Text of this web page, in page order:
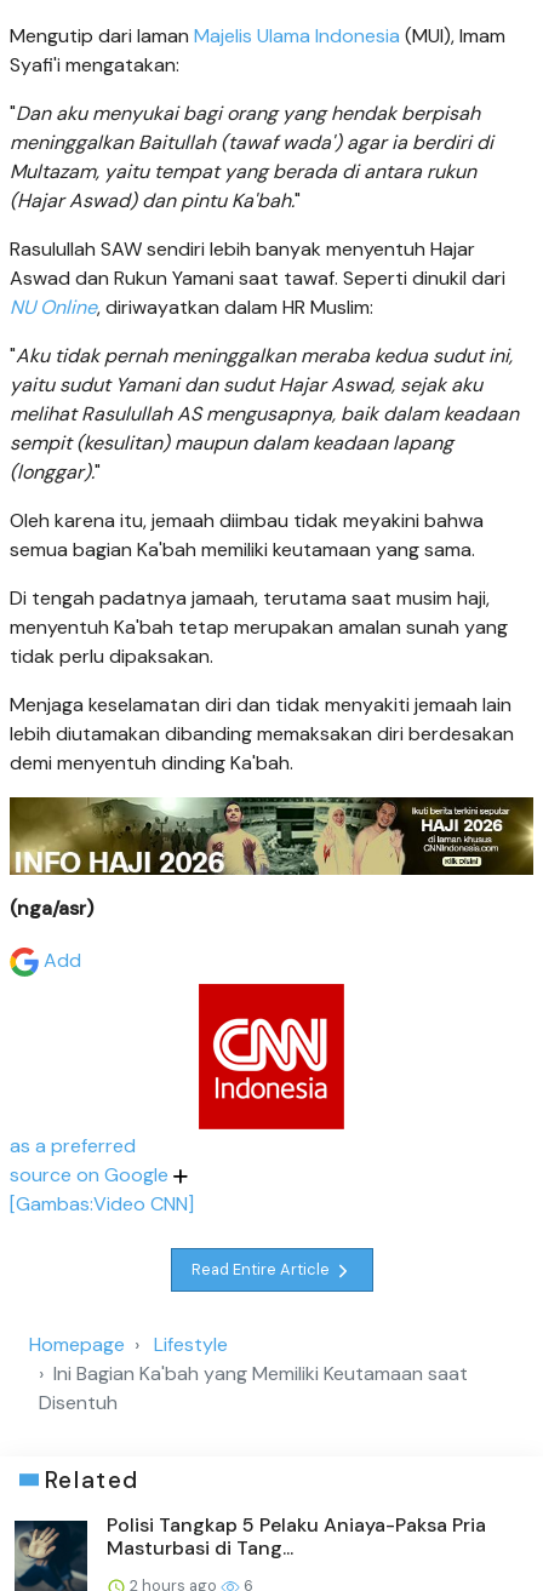
Mengutip dari laman Majelis Ulama Indonesia (MUI), Imam
Syafi'i mengatakan:
"Dan aku menyukai bagi orang yang hendak berpisah
meninggalkan Baitullah (tawaf wada') agar ia berdiri di
Multazam, yaitu tempat yang berada di antara rukun
(Hajar Aswad) dan pintu Ka'bah."
Rasulullah SAW sendiri lebih banyak menyentuh Hajar
Aswad dan Rukun Yamani saat tawaf. Seperti dinukil dari
NU Online, diriwayatkan dalam HR Muslim:
"Aku tidak pernah meninggalkan meraba kedua sudut ini,
yaitu sudut Yamani dan sudut Hajar Aswad, sejak aku
melihat Rasulullah AS mengusapnya, baik dalam keadaan
sempit (kesulitan) maupun dalam keadaan lapang
(longgar)."
Oleh karena itu, jemaah diimbau tidak meyakini bahwa
semua bagian Ka'bah memiliki keutamaan yang sama.
Di tengah padatnya jamaah, terutama saat musim haji,
menyentuh Ka'bah tetap merupakan amalan sunah yang
tidak perlu dipaksakan.
Menjaga keselamatan diri dan tidak menyakiti jemaah lain
lebih diutamakan dibanding memaksakan diri berdesakan
demi menyentuh dinding Ka'bah.
(nga/asr)
Add
as a preferred
source on Google
[Gambas:Video CNN]
Read Entire Article
Homepage
Lifestyle
Ini Bagian Ka'bah yang Memiliki Keutamaan saat
Disentuh
Related
Polisi Tangkap 5 Pelaku Aniaya-Paksa Pria
Masturbasi di Tang...
2 hours ago 6